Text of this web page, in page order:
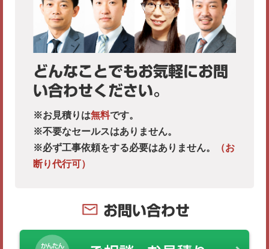
どんなことでもお気軽にお問
い合わせください。
※お見積りは無料です。
※不要なセールスはありません。
※必ず工事依頼をする必要はありません。
（お
断り代行可）
お問い合わせ